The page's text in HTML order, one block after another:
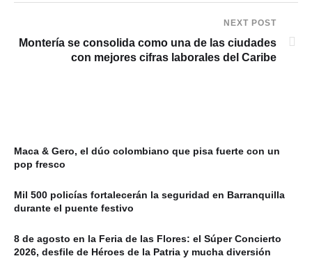
NEXT POST
Montería se consolida como una de las ciudades
con mejores cifras laborales del Caribe
Maca & Gero, el dúo colombiano que pisa fuerte con un
pop fresco
Mil 500 policías fortalecerán la seguridad en Barranquilla
durante el puente festivo
8 de agosto en la Feria de las Flores: el Súper Concierto
2026, desfile de Héroes de la Patria y mucha diversión